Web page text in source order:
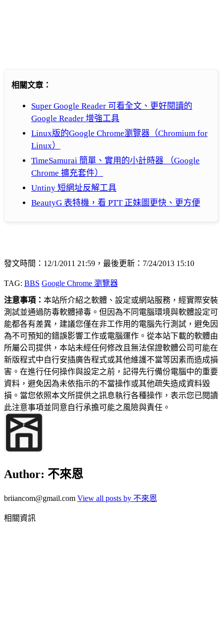
相關文章：
Super Google Reader 可看全文、更好閱讀的
Google Reader 增強工具
Linux版的Google Chrome瀏覽器（Chromium for
Linux）
TimeSamurai 簡單、實用的小計時器 （Google
Chrome 擴充套件）
Untiny 短網址反解工具
BeautyG 表特機，看 PTT 正妹圖更快、更方便
發文時間：12/1/2011 21:59，最後更新：7/24/2013 15:10
TAG: BBS Google Chrome 瀏覽器
注意事項： 本站所介紹之軟體、設定或網站服務，經實際安裝
測試並通過防毒軟體掃毒。但因為不同電腦環境與軟體設定可
能都各有差異，建議您僅在非工作用的電腦先行測試，避免因
為不可預知的錯誤影響工作或電腦運作。從本站下載的軟體由
所屬公司提供，本站未經任何修改且無法保證軟體公司可能在
新版程式中自行安插廣告程式或其他維護不當等因素而造成損
害。在進行任何操作與設定之前，記得先行備份電腦中的重要
資料，避免因為未依指示的不當操作或其他疏失造成資料毀
損。當您依照本文所提供之訊息執行各種操作，表示您已閱讀
此注意事項並同意自行承擔可能之風險與責任。
Author: 不來恩
briiancom@gmail.com View all posts by 不來恩
相關資訊